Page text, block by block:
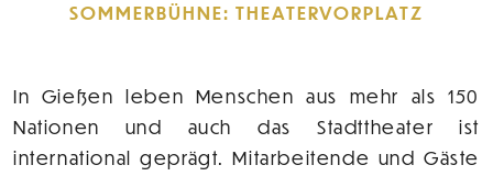
SOMMERBÜHNE: THEATERVORPLATZ
In Gießen leben Menschen aus mehr als 150
Nationen und auch das Stadttheater ist
international geprägt. Mitarbeitende und Gäste